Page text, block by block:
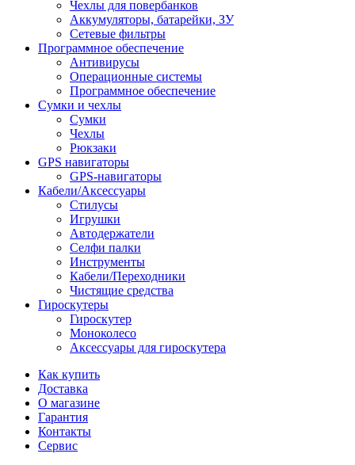
Чехлы для повербанков
Аккумуляторы, батарейки, ЗУ
Сетевые фильтры
Программное обеспечение
Антивирусы
Операционные системы
Программное обеспечение
Сумки и чехлы
Сумки
Чехлы
Рюкзаки
GPS навигаторы
GPS-навигаторы
Кабели/Аксессуары
Стилусы
Игрушки
Автодержатели
Селфи палки
Инструменты
Кабели/Переходники
Чистящие средства
Гироскутеры
Гироскутер
Моноколесо
Аксессуары для гироскутера
Как купить
Доставка
О магазине
Гарантия
Контакты
Сервис